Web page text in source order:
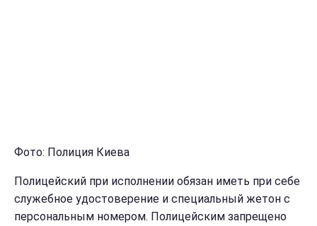
Фото: Полиция Киева
Полицейский при исполнении обязан иметь при себе
служебное удостоверение и специальный жетон с
персональным номером. Полицейским запрещено